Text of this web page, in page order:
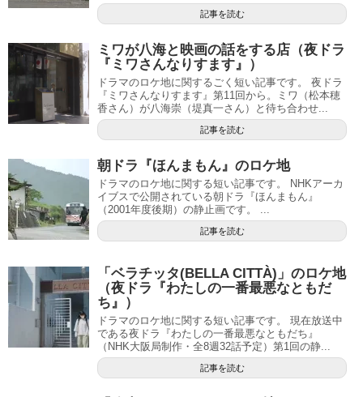
記事を読む
ミワが八海と映画の話をする店（夜ドラ
『ミワさんなりすます』）
ドラマのロケ地に関するごく短い記事です。 夜ドラ
『ミワさんなりすます』第11回から。ミワ（松本穂
香さん）が八海崇（堤真一さん）と待ち合わせ...
記事を読む
朝ドラ『ほんまもん』のロケ地
ドラマのロケ地に関する短い記事です。 NHKアーカ
イブスで公開されている朝ドラ『ほんまもん』
（2001年度後期）の静止画です。 ...
記事を読む
「ベラチッタ(BELLA CITTÀ)」のロケ地
（夜ドラ『わたしの一番最悪なともだ
ち』）
ドラマのロケ地に関する短い記事です。 現在放送中
である夜ドラ『わたしの一番最悪なともだち』
（NHK大阪局制作・全8週32話予定）第1回の静...
記事を読む